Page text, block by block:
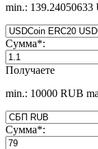
min.: 139.24050633
Сумма*:
Получаете
min.: 10000 RUB
Сумма*: